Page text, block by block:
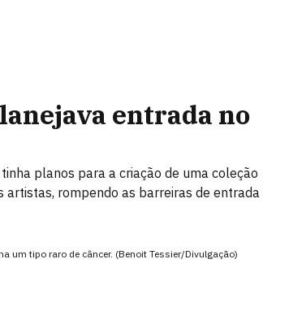
entrada no
planos para a criação de uma coleção
artistas, rompendo as barreiras de entrada
um tipo raro de câncer. (Benoit Tessier/Divulgação)